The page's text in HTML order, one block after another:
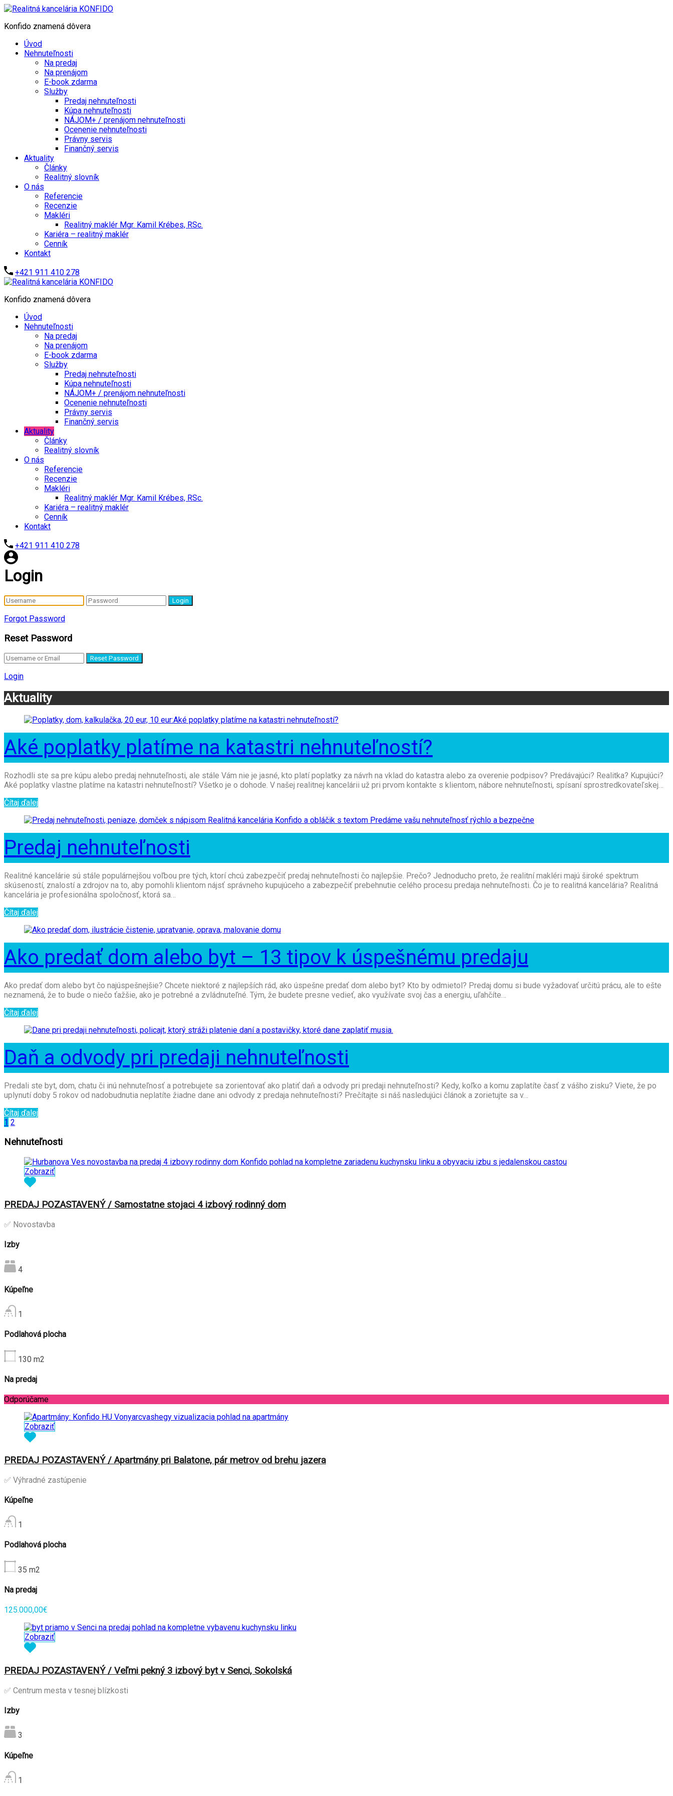
Konfido znamená dôvera
Úvod
Nehnuteľnosti
Na predaj
Na prenájom
E-book zdarma
Služby
Predaj nehnuteľnosti
Kúpa nehnuteľnosti
NÁJOM+ / prenájom nehnuteľnosti
Ocenenie nehnuteľnosti
Právny servis
Finančný servis
Aktuality
Články
Realitný slovník
O nás
Referencie
Recenzie
Makléri
Realitný maklér Mgr. Kamil Krébes, RSc.
Kariéra – realitný maklér
Cenník
Kontakt
+421 911 410 278
Konfido znamená dôvera
Úvod
Nehnuteľnosti
Na predaj
Na prenájom
E-book zdarma
Služby
Predaj nehnuteľnosti
Kúpa nehnuteľnosti
NÁJOM+ / prenájom nehnuteľnosti
Ocenenie nehnuteľnosti
Právny servis
Finančný servis
Aktuality
Články
Realitný slovník
O nás
Referencie
Recenzie
Makléri
Realitný maklér Mgr. Kamil Krébes, RSc.
Kariéra – realitný maklér
Cenník
Kontakt
+421 911 410 278
Login
Login
Forgot Password
Reset Password
Reset Password
Login
Aktuality
Aké poplatky platíme na katastri nehnuteľností?
Rozhodli ste sa pre kúpu alebo predaj nehnuteľnosti, ale stále Vám nie je jasné, kto platí poplatky za návrh na vklad do katastra alebo za overenie podpisov? Predávajúci? Realitka? Kupujúci?
Aké poplatky vlastne platíme na katastri nehnuteľností? Všetko je o dohode. V našej realitnej kancelárii už pri prvom kontakte s klientom, nábore nehnuteľnosti, spísaní sprostredkovateľskej…
Čítaj ďalej
Predaj nehnuteľnosti
Realitné kancelárie sú stále populárnejšou voľbou pre tých, ktorí chcú zabezpečiť predaj nehnuteľnosti čo najlepšie. Prečo? Jednoducho preto, že realitní makléri majú široké spektrum
skúseností, znalostí a zdrojov na to, aby pomohli klientom nájsť správneho kupujúceho a zabezpečiť prebehnutie celého procesu predaja nehnuteľnosti. Čo je to realitná kancelária? Realitná
kancelária je profesionálna spoločnosť, ktorá sa…
Čítaj ďalej
Ako predať dom alebo byt – 13 tipov k úspešnému predaju
Ako predať dom alebo byt čo najúspešnejšie? Chcete niektoré z najlepších rád, ako úspešne predať dom alebo byt? Kto by odmietol? Predaj domu si bude vyžadovať určitú prácu, ale to ešte
neznamená, že to bude o niečo ťažšie, ako je potrebné a zvládnuteľné. Tým, že budete presne vedieť, ako využívate svoj čas a energiu, uľahčíte…
Čítaj ďalej
Daň a odvody pri predaji nehnuteľnosti
Predali ste byt, dom, chatu či inú nehnuteľnosť a potrebujete sa zorientovať ako platiť daň a odvody pri predaji nehnuteľnosti? Kedy, koľko a komu zaplatíte časť z vášho zisku? Viete, že po
uplynutí doby 5 rokov od nadobudnutia neplatíte žiadne dane ani odvody z predaja nehnuteľnosti? Prečítajte si náš nasledujúci článok a zorietujte sa v…
Čítaj ďalej
1 2
Nehnuteľnosti
Zobraziť
PREDAJ POZASTAVENÝ / Samostatne stojaci 4 izbový rodinný dom
✅ Novostavba
Izby
4
Kúpeľne
1
Podlahová plocha
130 m2
Na predaj
Odporúčame
Zobraziť
PREDAJ POZASTAVENÝ / Apartmány pri Balatone, pár metrov od brehu jazera
✅ Výhradné zastúpenie
Kúpeľne
1
Podlahová plocha
35 m2
Na predaj
125.000,00€
Zobraziť
PREDAJ POZASTAVENÝ / Veľmi pekný 3 izbový byt v Senci, Sokolská
✅ Centrum mesta v tesnej blízkosti
Izby
3
Kúpeľne
1